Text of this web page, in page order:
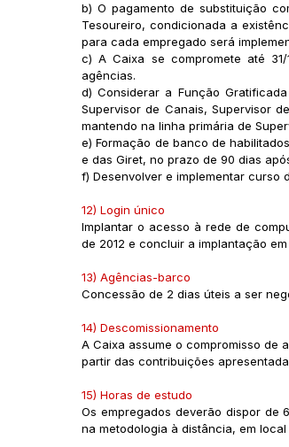
b) O pagamento de substituição
Tesoureiro, condicionada a
para cada empregado será
c) A Caixa se compromete até
agências.
d) Considerar a Função
Supervisor de Canais, Supervisor
mantendo na linha primária de
e) Formação de banco de
e das Giret, no prazo de 90 dias
f) Desenvolver e implementar curso
12) Login único
Implantar o acesso à rede de
de 2012 e concluir a implantação em
13) Agências-barco
Concessão de 2 dias úteis a ser
14) Descomissionamento
A Caixa assume o compromisso de
partir das contribuições
15) Horas de estudo
Os empregados deverão dispor de
na metodologia à distância, em